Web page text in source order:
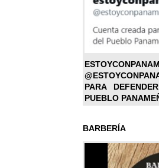
PARA
PUEBLO
BARBERÍA